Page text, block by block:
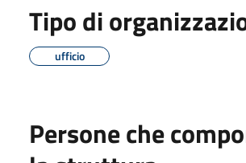
Tipo di
ufficio
Persone che